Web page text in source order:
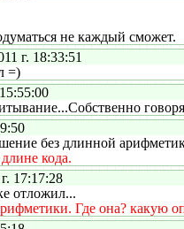
не каждый сможет.
г. 18:33:51
=)
без длинной
кода.
17:17:28
отложил...
Где она?